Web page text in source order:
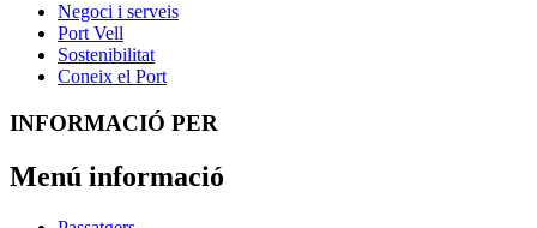
Negoci i serveis
Port Vell
Sostenibilitat
Coneix el Port
INFORMACIÓ PER
Menú informació